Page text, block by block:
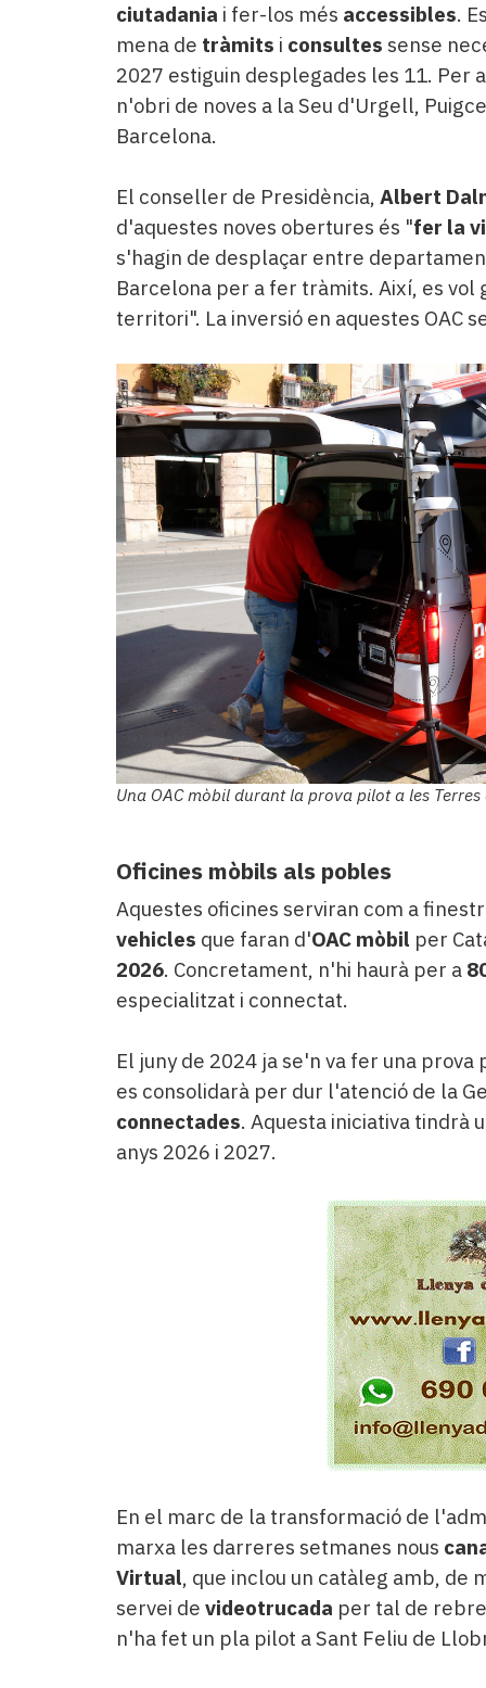
ciutadania i fer-los més accessibles.
mena de tràmits i consultes sense
2027 estiguin desplegades les 11. Per
n'obri de noves a la Seu d'Urgell,
Barcelona.
El conseller de Presidència, Albert
d'aquestes noves obertures és "fer la
s'hagin de desplaçar entre
Barcelona per a fer tràmits. Així, es
territori". La inversió en aquestes OAC
Una OAC mòbil durant la prova pilot a les
Oficines mòbils als pobles
Aquestes oficines serviran com a
vehicles que faran d'OAC mòbil per
2026. Concretament, n'hi haurà per a
especialitzat i connectat.
El juny de 2024 ja se'n va fer una
es consolidarà per dur l'atenció de la
connectades. Aquesta iniciativa tindrà
anys 2026 i 2027.
En el marc de la transformació de
marxa les darreres setmanes nous
Virtual, que inclou un catàleg amb, de
servei de videotrucada per tal de rebre
n'ha fet un pla pilot a Sant Feliu de